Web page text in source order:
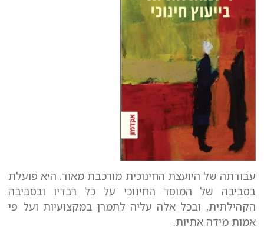
עבודתה של היועצת החינוכית מורכבת מאוד. היא פועלת
בסביבה של המוסד החינוכי על כל רבדיו ובסביבה
הקהילתית, ובכל אלה עליה לתמרן במקצועיות ועל פי
אמות מידה אתיות.